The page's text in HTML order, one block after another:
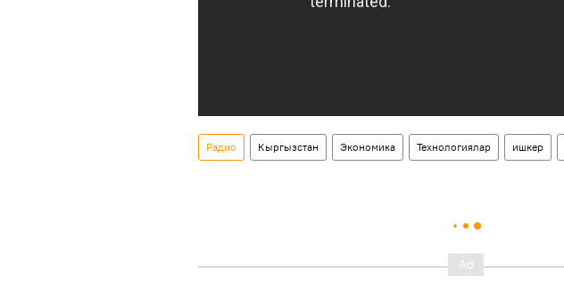
Радио Кыргызстан Экономика Технологиялар ишкер